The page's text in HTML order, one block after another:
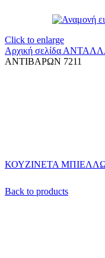
Click to enlarge
Αρχική σελίδα
ΑΝΤΙΒΑΡΩΝ 7211
ΚΟΥΖΙΝΕΤΑ
Back to products